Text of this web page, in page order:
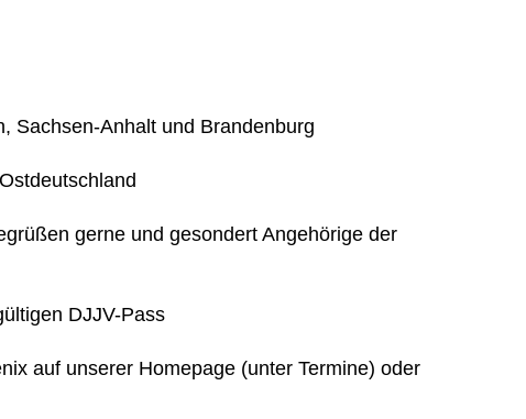
Sachsen-Anhalt und Brandenburg
gerne und gesondert Angehörige der
DJJV-Pass
auf unserer Homepage (unter Termine) oder